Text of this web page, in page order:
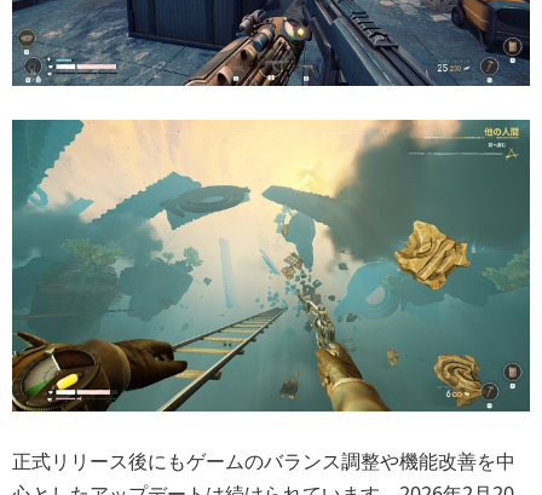
正式リリース後にもゲームのバランス調整や機能改善を中